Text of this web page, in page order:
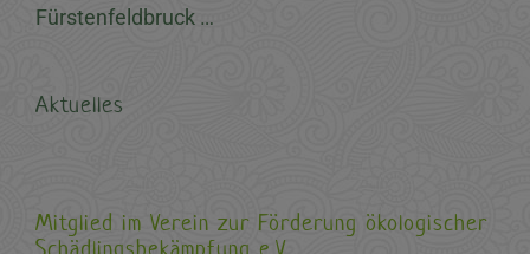
Fürstenfeldbruck …
Aktuelles
Mitglied im Verein zur Förderung ökologischer